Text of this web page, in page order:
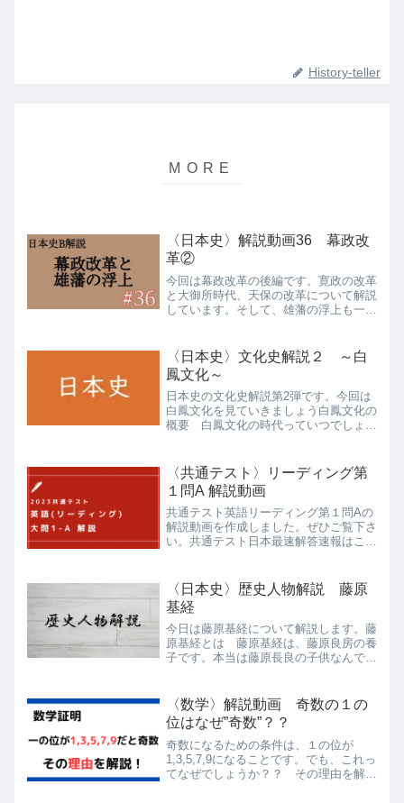
History-teller
〈日本史〉解説動画36 幕政改
革②
今回は幕政改革の後編です。寛政の改革
と大御所時代、天保の改革について解説
しています。そして、雄藩の浮上も一緒
〈日本史〉文化史解説２ ～白
鳳文化～
日本史の文化史解説第2弾です。今回は
白鳳文化を見ていきましょう白鳳文化の
概要 白鳳文化の時代っていつでしょう
＝天武天皇・持統天皇の時代の文化 さ
あ皆さん、この時代の政治...
〈共通テスト〉リーディング第
１問A 解説動画
共通テスト英語リーディング第１問Aの
解説動画を作成しました。ぜひご覧下さ
い。共通テスト日本最速解答速報はこち
〈日本史〉歴史人物解説 藤原
基経
今日は藤原基経について解説します。藤
原基経とは 藤原基経は、藤原良房の養
子です。本当は藤原長良の子供なんです
りました。 元服した時に、文徳天皇か
ら加冠されキャリアが始ま...
〈数学〉解説動画 奇数の１の
位はなぜ”奇数”？？
奇数になるための条件は、１の位が
1,3,5,7,9になることです。でも、これっ
てなぜでしょうか？？ その理由を解説